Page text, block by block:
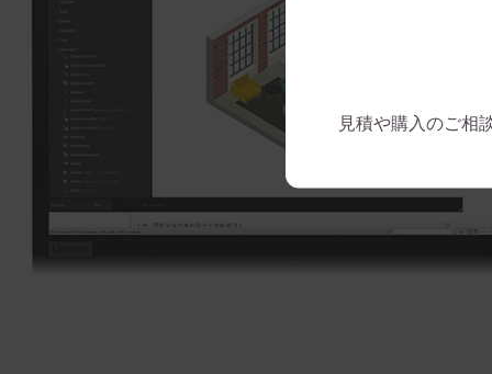
見積や購入のご相